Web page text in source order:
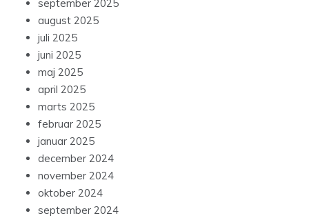
september 2025
august 2025
juli 2025
juni 2025
maj 2025
april 2025
marts 2025
februar 2025
januar 2025
december 2024
november 2024
oktober 2024
september 2024